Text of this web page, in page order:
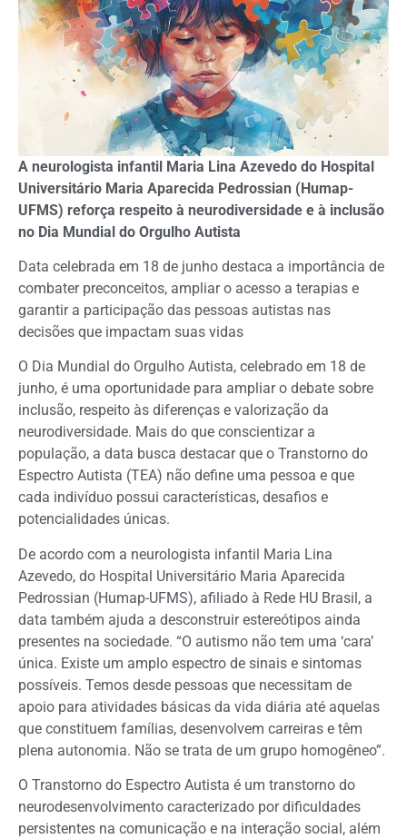
A neurologista infantil Maria Lina Azevedo do Hospital
Universitário Maria Aparecida Pedrossian (Humap-
UFMS) reforça respeito à neurodiversidade e à inclusão
no Dia Mundial do Orgulho Autista
Data celebrada em 18 de junho destaca a importância de
combater preconceitos, ampliar o acesso a terapias e
garantir a participação das pessoas autistas nas
decisões que impactam suas vidas
O Dia Mundial do Orgulho Autista, celebrado em 18 de
junho, é uma oportunidade para ampliar o debate sobre
inclusão, respeito às diferenças e valorização da
neurodiversidade. Mais do que conscientizar a
população, a data busca destacar que o Transtorno do
Espectro Autista (TEA) não define uma pessoa e que
cada indivíduo possui características, desafios e
potencialidades únicas.
De acordo com a neurologista infantil Maria Lina
Azevedo, do Hospital Universitário Maria Aparecida
Pedrossian (Humap-UFMS), afiliado à Rede HU Brasil, a
data também ajuda a desconstruir estereótipos ainda
presentes na sociedade. “O autismo não tem uma ‘cara’
única. Existe um amplo espectro de sinais e sintomas
possíveis. Temos desde pessoas que necessitam de
apoio para atividades básicas da vida diária até aquelas
que constituem famílias, desenvolvem carreiras e têm
plena autonomia. Não se trata de um grupo homogêneo”.
O Transtorno do Espectro Autista é um transtorno do
neurodesenvolvimento caracterizado por dificuldades
persistentes na comunicação e na interação social, além